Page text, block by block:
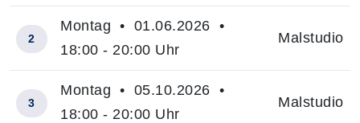
2
Montag • 01.06.2026 •
18:00 - 20:00 Uhr
Malstudio
3
Montag • 05.10.2026 •
18:00 - 20:00 Uhr
Malstudio